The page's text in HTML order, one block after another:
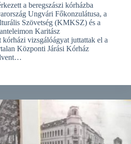
a beregszászi kórházba
Ungvári Főkonzulátusa, a
Szövetség (KMKSZ) és a
Karitász
kórházi vizsgálóágyat juttattak el a
Központi Járási Kórház